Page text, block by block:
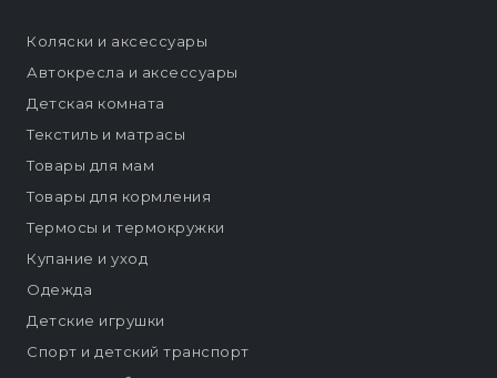
Коляски и аксессуары
Автокресла и аксессуары
Детская комната
Текстиль и матрасы
Товары для мам
Товары для кормления
Термосы и термокружки
Купание и уход
Одежда
Детские игрушки
Спорт и детский транспорт